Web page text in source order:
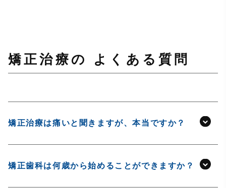
矯正治療の よくある質問
矯正治療は痛いと聞きますが、本当ですか？
矯正歯科は何歳から始めることができますか？